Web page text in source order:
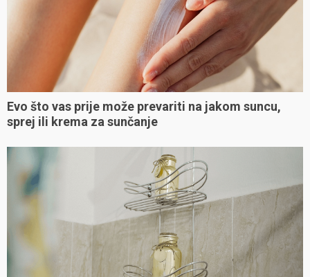
Evo što vas prije može prevariti na jakom suncu,
sprej ili krema za sunčanje